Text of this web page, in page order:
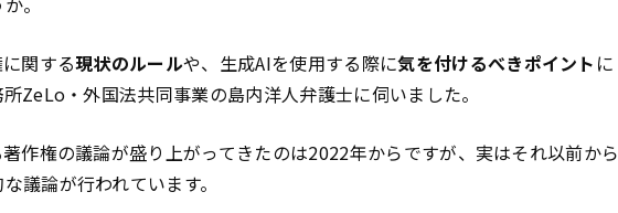
関する現状のルールや、生成AIを使用する際に気を付けるべきポイント に
ZeLo・外国法共同事業の島内洋人弁護士に伺いました。
作権の議論が盛り上がってきたのは2022年からですが、実はそれ以前から
議論が行われています。